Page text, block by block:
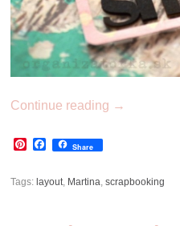
Continue reading →
Pinterest
Facebook
Share
Tags: layout, Martina,scrapbooking